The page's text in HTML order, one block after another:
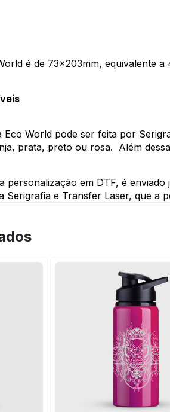
é de 73x203mm, equivalente
World pode ser feita por
prata, preto ou rosa.  Além
personalização em DTF, é
Serigrafia e Transfer Laser, que a